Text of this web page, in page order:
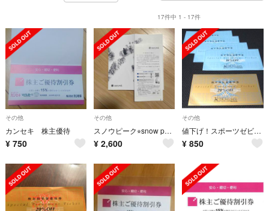
17件中 1 - 17件
その他
カンセキ 株主優待
¥ 750
その他
スノウピーク⭐︎snow peak⭐︎割引⭐︎キャンプ⭐︎アウトドア
¥ 2,600
その他
値下げ！スポーツゼビオ株主優待券
¥ 850